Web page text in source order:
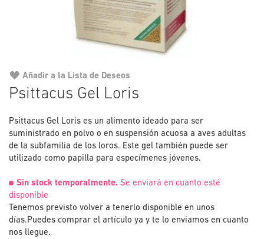
Psittacus Gel Loris
Psittacus Gel Loris es un alimento ideado para ser
suministrado en polvo o en suspensión acuosa a aves adultas
de la subfamilia de los loros. Este gel también puede ser
utilizado como papilla para especímenes jóvenes.
Sin stock temporalmente. Se enviará en cuanto esté
disponible
Tenemos previsto volver a tenerlo disponible en unos
días.Puedes comprar el artículo ya y te lo enviamos en cuanto
nos llegue.
Añadir a la Lista de Deseos
al
de
la
galería
de